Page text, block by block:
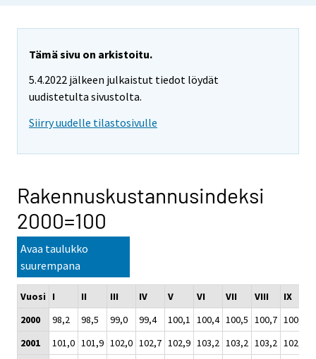
Tämä sivu on arkistoitu.
5.4.2022 jälkeen julkaistut tiedot löydät
uudistetulta sivustolta.
Siirry uudelle tilastosivulle
Rakennuskustannusindeksi
2000=100
Avaa taulukko
suurempana
Vuosi I II III IV V VI VII VIII IX
2000
98,2 98,5 99,0 99,4 100,1 100,4 100,5 100,7 100,8
2001
101,0 101,9 102,0 102,7 102,9 103,2 103,2 103,2 102,7